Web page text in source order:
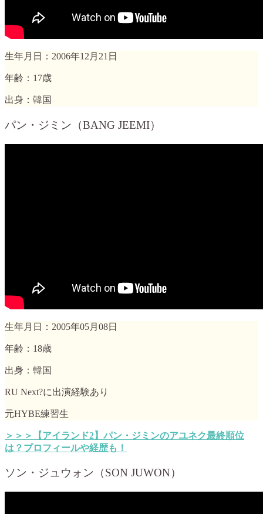
生年月日：2006年12月21日
年齢：17歳
出身：韓国
パン・ジミン（BANG JEEMI）
生年月日：2005年05月08日
年齢：18歳
出身：韓国
RU Next?に出演経験あり
元HYBE練習生
＞＞＞【アイランド2】パン・ジミンのアユネク最終順位
は？プロフィールや経歴も！
ソン・ジュウォン（SON JUWON）